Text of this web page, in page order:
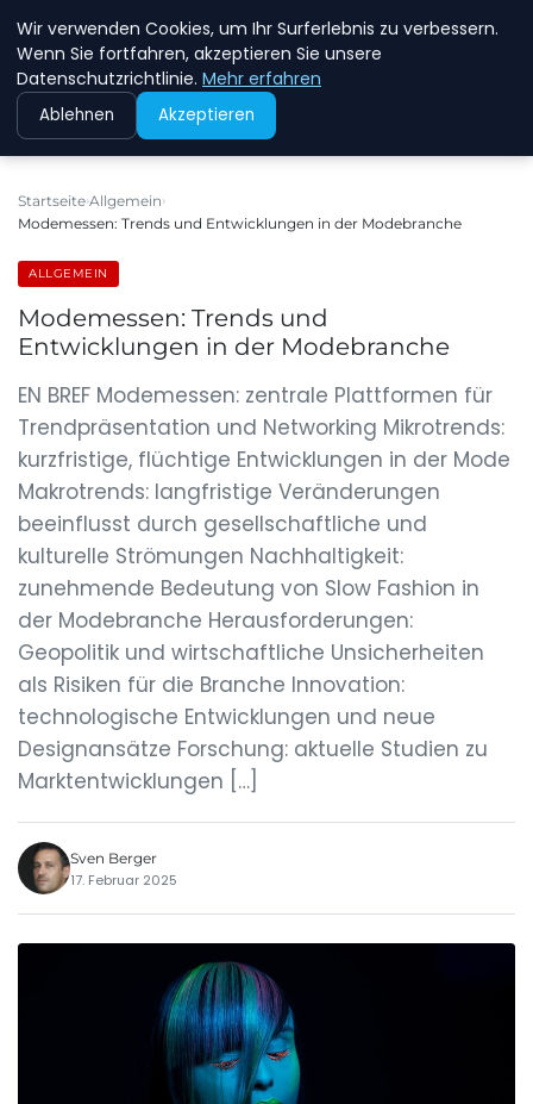
NEW ENERGY JOBS
Startseite Allgemein
Modemessen: Trends und Entwicklungen in der Modebranche
ALLGEMEIN
Modemessen: Trends und
Entwicklungen in der Modebranche
EN BREF Modemessen: zentrale Plattformen für
Trendpräsentation und Networking Mikrotrends:
kurzfristige, flüchtige Entwicklungen in der Mode
Makrotrends: langfristige Veränderungen
beeinflusst durch gesellschaftliche und
kulturelle Strömungen Nachhaltigkeit:
zunehmende Bedeutung von Slow Fashion in
der Modebranche Herausforderungen:
Geopolitik und wirtschaftliche Unsicherheiten
als Risiken für die Branche Innovation:
technologische Entwicklungen und neue
Designansätze Forschung: aktuelle Studien zu
Marktentwicklungen […]
Sven Berger
17. Februar 2025
Wir verwenden Cookies, um Ihr Surferlebnis zu verbessern.
Wenn Sie fortfahren, akzeptieren Sie unsere
Datenschutzrichtlinie. Mehr erfahren
Ablehnen Akzeptieren